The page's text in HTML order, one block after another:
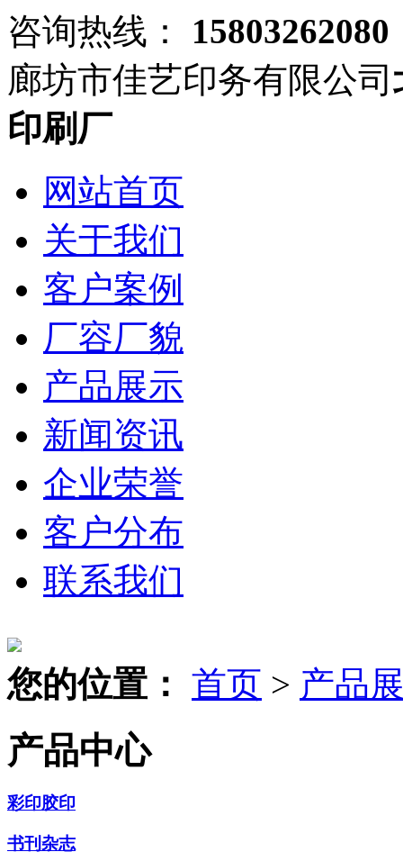
咨询热线：
15803262080
廊坊市佳艺印务有限公司
印刷厂
网站首页
关于我们
客户案例
厂容厂貌
产品展示
新闻资讯
企业荣誉
客户分布
联系我们
您的位置： 首页 > 产品
产品中心
彩印胶印
书刊杂志